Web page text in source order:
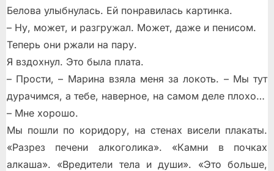
Белова улыбнулась. Ей понравилась картинка.
– Ну, может, и разгружал. Может, даже и пенисом.
Теперь они ржали на пару.
Я вздохнул. Это была плата.
– Прости, – Марина взяла меня за локоть. – Мы тут
дурачимся, а тебе, наверное, на самом деле плохо…
– Мне хорошо.
Мы пошли по коридору, на стенах висели плакаты.
«Разрез печени алкоголика». «Камни в почках
алкаша». «Вредители тела и души». «Это больше,